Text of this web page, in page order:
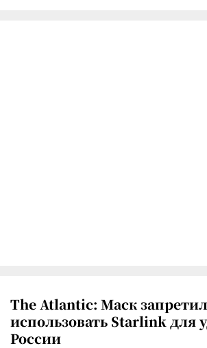
The Atlantic: Маск
использовать Starlink для
России